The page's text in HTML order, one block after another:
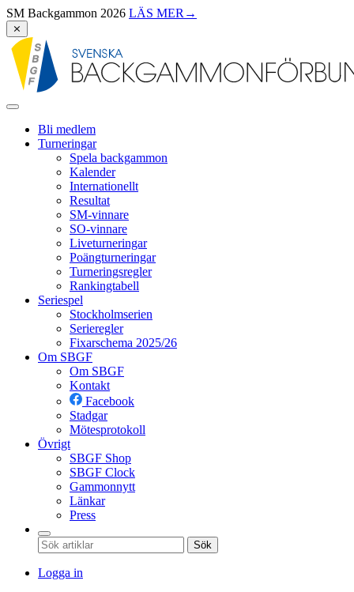
SM Backgammon 2026 LÄS MER →
⨯
Bli medlem
Turneringar
Spela backgammon
Kalender
Internationellt
Resultat
SM-vinnare
SO-vinnare
Liveturneringar
Poängturneringar
Turneringsregler
Rankingtabell
Seriespel
Stockholmserien
Serieregler
Fixarschema 2025/26
Om SBGF
Om SBGF
Kontakt
Facebook
Stadgar
Mötesprotokoll
Övrigt
SBGF Shop
SBGF Clock
Gammonnytt
Länkar
Press
Sök
Logga in